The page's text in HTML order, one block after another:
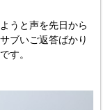
うと声を先日から
ブいご返答ばかり
す。